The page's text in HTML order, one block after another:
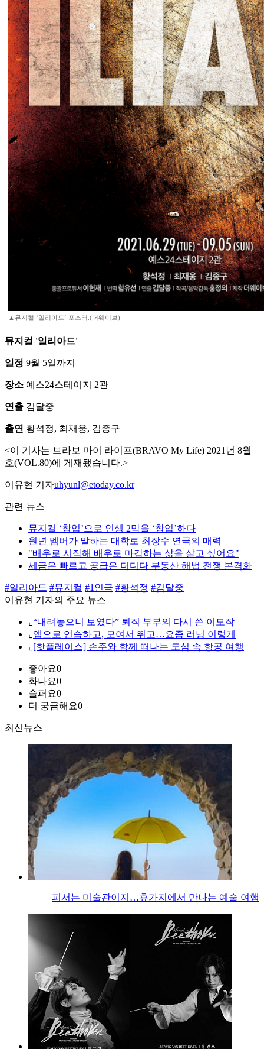
▲뮤지컬 ‘일리아드’ 포스터.(더웨이브)
뮤지컬 '일리아드'
일정 9월 5일까지
장소 예스24스테이지 2관
연출 김달중
출연 황석정, 최재웅, 김종구
<이 기사는 브라보 마이 라이프(BRAVO My Life) 2021년 8월
호(VOL.80)에 게재됐습니다.>
이유현 기자uhyunl@etoday.co.kr
관련 뉴스
뮤지컬 ‘창업’으로 인생 2막을 ‘창업’하다
원년 멤버가 말하는 대학로 최장수 연극의 매력
"배우로 시작해 배우로 마감하는 삶을 살고 싶어요"
세금은 빠르고 공급은 더디다 부동산 해법 전쟁 본격화
#일리아드 #뮤지컬 #1인극 #황석정 #김달중
이유현 기자의 주요 뉴스
⌞ “내려놓으니 보였다” 퇴직 부부의 다시 쓴 이모작
⌞ 앱으로 연습하고, 모여서 뛰고…요즘 러닝 이렇게
⌞ [핫플레이스] 손주와 함께 떠나는 도심 속 항공 여행
좋아요0
화나요0
슬퍼요0
더 궁금해요0
최신뉴스
피서는 미술관이지…휴가지에서 만나는 예술 여행